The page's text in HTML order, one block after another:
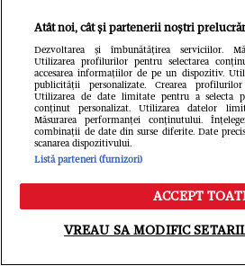
Îmbulzeală și bătaie
deschiderea
Donca din București.
luată cu ambulanța
Meniu Caută
Atât noi, cât și partenerii noștri
Dezvoltarea și îmbunătățirea serviciilor.
Utilizarea profilurilor pentru selectarea
accesarea informațiilor de pe un dispozitiv.
publicității personalizate. Crearea
Utilizarea de date limitate pentru a selecta
conținut personalizat. Utilizarea datelor
Măsurarea performanței conținutului.
combinații de date din surse diferite. Date
scanarea dispozitivului.
Listă parteneri (furnizori)
ACCEPT
VREAU SA MODIFIC